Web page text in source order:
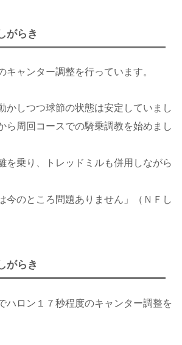
らき
キャンター調整を行っています。
かしつつ球節の状態は安定していまし
ら周回コースでの騎乗調教を始めまし
を乗り、トレッドミルも併用しながら
今のところ問題ありません」（ＮＦし
らき
ハロン１７秒程度のキャンター調整を